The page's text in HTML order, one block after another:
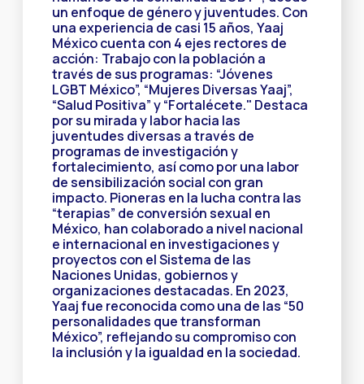
un enfoque de género y juventudes. Con
una experiencia de casi 15 años, Yaaj
México cuenta con 4 ejes rectores de
acción: Trabajo con la población a
través de sus programas: “Jóvenes
LGBT México”, “Mujeres Diversas Yaaj”,
“Salud Positiva” y “Fortalécete." Destaca
por su mirada y labor hacia las
juventudes diversas a través de
programas de investigación y
fortalecimiento, así como por una labor
de sensibilización social con gran
impacto. Pioneras en la lucha contra las
“terapias” de conversión sexual en
México, han colaborado a nivel nacional
e internacional en investigaciones y
proyectos con el Sistema de las
Naciones Unidas, gobiernos y
organizaciones destacadas. En 2023,
Yaaj fue reconocida como una de las “50
personalidades que transforman
México”, reflejando su compromiso con
la inclusión y la igualdad en la sociedad.